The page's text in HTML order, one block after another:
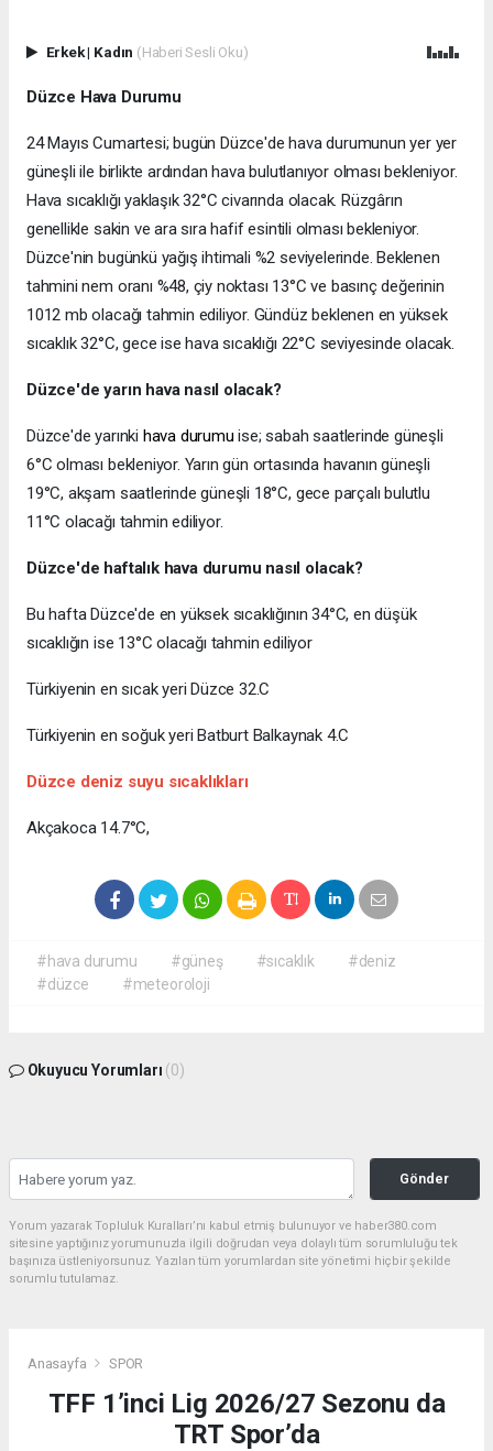
Erkek| Kadın (Haberi Sesli Oku)
Düzce Hava Durumu
24 Mayıs Cumartesi; bugün Düzce'de hava durumunun yer yer
güneşli ile birlikte ardından hava bulutlanıyor olması bekleniyor.
Hava sıcaklığı yaklaşık 32°C civarında olacak. Rüzgârın
genellikle sakin ve ara sıra hafif esintili olması bekleniyor.
Düzce'nin bugünkü yağış ihtimali %2 seviyelerinde. Beklenen
tahmini nem oranı %48, çiy noktası 13°C ve basınç değerinin
1012 mb olacağı tahmin ediliyor. Gündüz beklenen en yüksek
sıcaklık 32°C, gece ise hava sıcaklığı 22°C seviyesinde olacak.
Düzce'de yarın hava nasıl olacak?
Düzce'de yarınki hava durumu ise; sabah saatlerinde güneşli
6°C olması bekleniyor. Yarın gün ortasında havanın güneşli
19°C, akşam saatlerinde güneşli 18°C, gece parçalı bulutlu
11°C olacağı tahmin ediliyor.
Düzce'de haftalık hava durumu nasıl olacak?
Bu hafta Düzce'de en yüksek sıcaklığının 34°C, en düşük
sıcaklığın ise 13°C olacağı tahmin ediliyor
Türkiyenin en sıcak yeri Düzce 32.C
Türkiyenin en soğuk yeri Batburt Balkaynak 4.C
Düzce deniz suyu sıcaklıkları
Akçakoca 14.7°C,
#hava durumu #güneş #sıcaklık
#deniz
#düzce
#meteoroloji
Okuyucu Yorumları (0)
Gönder
Yorum yazarak Topluluk Kuralları’nı kabul etmiş bulunuyor ve haber380.com
sitesine yaptığınız yorumunuzla ilgili doğrudan veya dolaylı tüm sorumluluğu tek
başınıza üstleniyorsunuz. Yazılan tüm yorumlardan site yönetimi hiçbir şekilde
sorumlu tutulamaz.
Anasayfa SPOR
TFF 1’inci Lig 2026/27 Sezonu da
TRT Spor’da